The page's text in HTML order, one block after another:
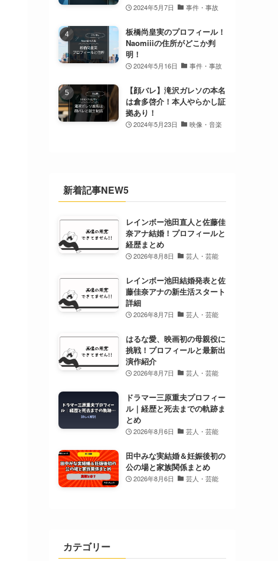
2024年5月7日 事件・事故
板橋尚皇実のプロフィール！
Naomiiiの住所がどこか判
明！
2024年5月16日 事件・事故
【顔バレ】滝沢ガレソの本名
は倉多啓介！本人やらかし証
拠あり！
2024年5月23日 映像・音楽
新着記事NEW5
レインボー池田直人と佐藤佳
奈アナ結婚！プロフィールと
経歴まとめ
2026年8月8日 芸人・芸能
レインボー池田結婚発表と佐
藤佳奈アナの新生活スタート
詳細
2026年8月7日 芸人・芸能
はるな愛、映画初の母親役に
挑戦！プロフィールと最新出
演作紹介
2026年8月7日 芸人・芸能
ドラマー三原重夫プロフィー
ル｜経歴と死去までの軌跡ま
とめ
2026年8月6日 芸人・芸能
田中みな実結婚＆妊娠後初の
公の場と家族関係まとめ
2026年8月6日 芸人・芸能
カテゴリー